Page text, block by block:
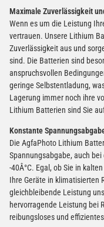
4000mAh
22,95 €
inkl. 19%
(Gefahrgut
gem. SV188
Maximale Zuverlässigkeit
Wenn es um die Leistung
vertrauen. Unsere Lithium
Zuverlässigkeit aus und
sind. Die Batterien sind
anspruchsvollen
geringe Selbstentladung,
Lagerung immer noch ihre
Lithium Batterien sind Sie
Konstante
Die AgfaPhoto Lithium
Spannungsabgabe, auch
-40Â°C. Egal, ob Sie in
Ihre Geräte in klimatisierten
gleichbleibende Leistung
hervorragende Leistung bei
reibungsloses und